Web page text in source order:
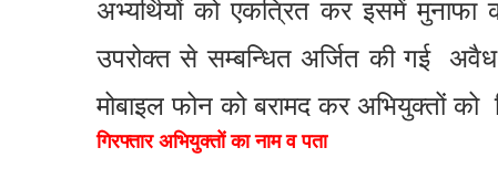
अभ्यर्थियों को एकत्रित कर इसमें मुनाफा
उपरोक्त से सम्बन्धित अर्जित की गई
मोबाइल फोन को बरामद कर अभियुक्तों को
गिरफ्तार अभियुक्तों का नाम व पता